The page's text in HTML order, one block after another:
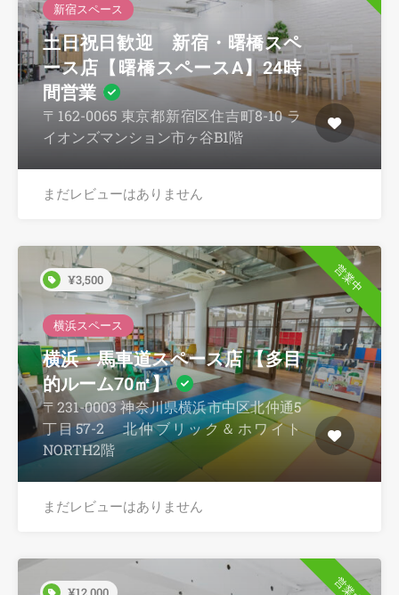
新宿スペース
土日祝日歓迎 新宿・曙橋スペ
ース店【曙橋スペースA】24時
間営業
〒162-0065 東京都新宿区住吉町8-10 ラ
イオンズマンション市ヶ谷B1階
まだレビューはありません
¥3,500 営業中
横浜スペース
横浜・馬車道スペース店 【多目
的ルーム70㎡】
〒231-0003 神奈川県横浜市中区北仲通5
丁目57-2 北仲ブリック＆ホワイト
NORTH2階
まだレビューはありません